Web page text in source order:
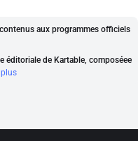
aux programmes officiels
éditoriale de Kartable, composéee